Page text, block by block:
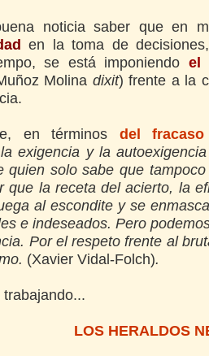
noticia saber que en
en la toma de
se está imponiendoel
Molina dixit)frente a la
en términos del
exigencia y la
quien solo sabe que
que la receta del acierto, la
al escondite y se
e indeseados. Pero
Por el respeto frente al
(Xavier Vidal-Folch).
LOS HERALDOS